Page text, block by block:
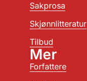
Sakprosa
Skjønnlitteratur
Tilbud
Mer
Forfattere